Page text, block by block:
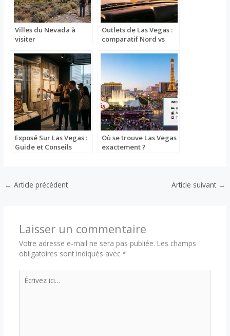
Villes du Nevada à
visiter
Outlets de Las Vegas :
comparatif Nord vs
Exposé Sur Las Vegas :
Guide et Conseils
Où se trouve Las Vegas
exactement ?
← Article précédent Article suivant →
Laisser un commentaire
Votre adresse e-mail ne sera pas publiée. Les champs
obligatoires sont indiqués avec *
Écrivez
ici…